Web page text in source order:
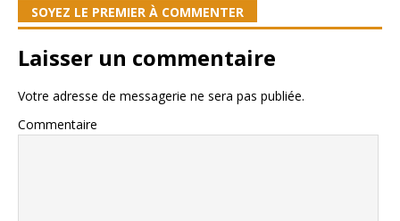
SOYEZ LE PREMIER À COMMENTER
Laisser un commentaire
Votre adresse de messagerie ne sera pas publiée.
Commentaire